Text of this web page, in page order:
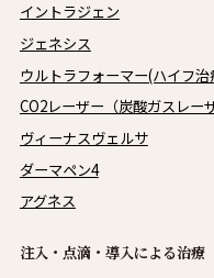
イントラジェン
ジェネシス
ウルトラフォーマー(ハイフ治
CO2レーザー（炭酸ガスレーザ
ヴィーナスヴェルサ
ダーマペン4
アグネス
注入・点滴・導入による治療